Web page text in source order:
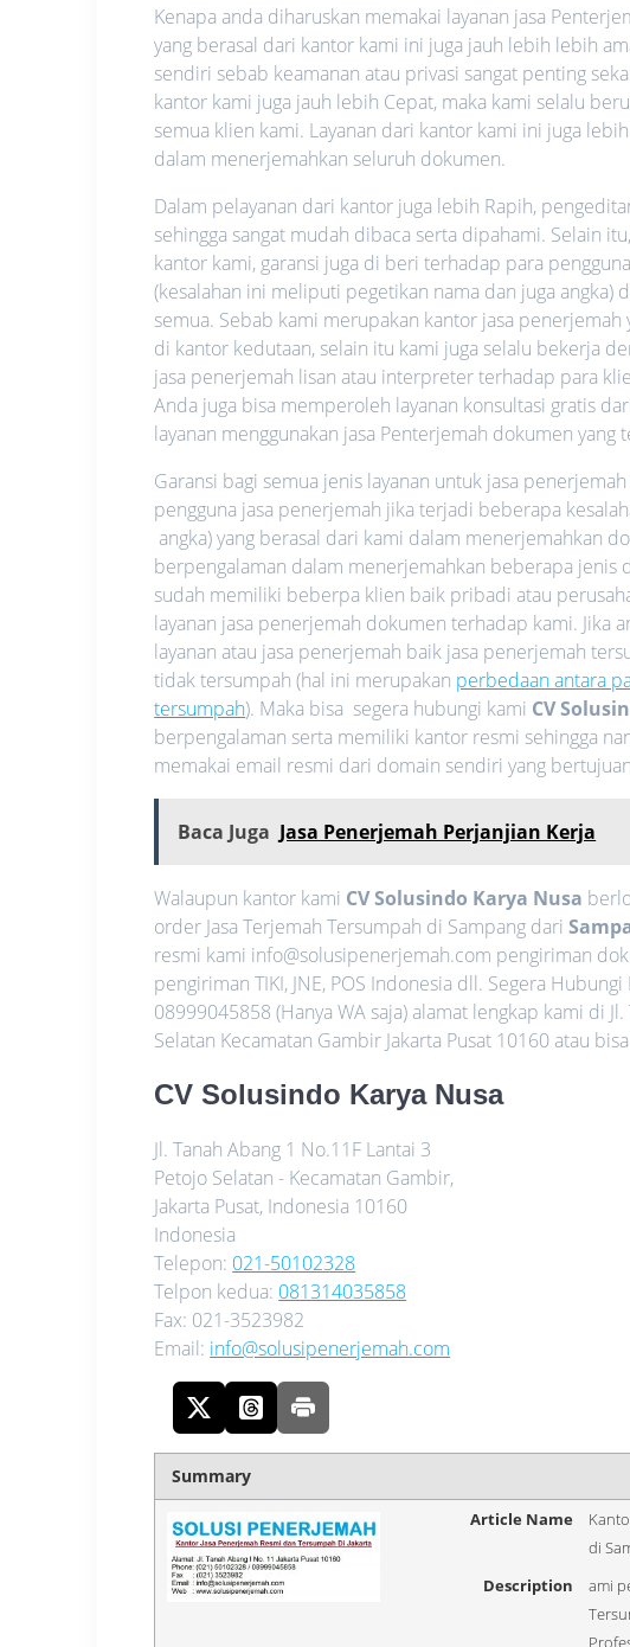
Kenapa anda diharuskan memakai layanan jasa
yang berasal dari kantor kami ini juga jauh lebih lebih
sendiri sebab keamanan atau privasi sangat penting
kantor kami juga jauh lebih Cepat, maka kami selalu
semua klien kami. Layanan dari kantor kami ini juga
dalam menerjemahkan seluruh dokumen.
Dalam pelayanan dari kantor juga lebih Rapih,
sehingga sangat mudah dibaca serta dipahami. Selain
kantor kami, garansi juga di beri terhadap para
(kesalahan ini meliputi pegetikan nama dan juga
semua. Sebab kami merupakan kantor jasa
di kantor kedutaan, selain itu kami juga selalu bekerja
jasa penerjemah lisan atau interpreter terhadap para
Anda juga bisa memperoleh layanan konsultasi gratis
layanan menggunakan jasa Penterjemah dokumen yang
Garansi bagi semua jenis layanan untuk jasa
pengguna jasa penerjemah jika terjadi beberapa
angka) yang berasal dari kami dalam menerjemahkan
berpengalaman dalam menerjemahkan beberapa
sudah memiliki beberpa klien baik pribadi atau
layanan jasa penerjemah dokumen terhadap kami. Jika
layanan atau jasa penerjemah baik jasa penerjemah
tidak tersumpah (hal ini merupakan perbedaan antara
tersumpah). Maka bisa segera hubungi kami CV
berpengalaman serta memiliki kantor resmi sehingga
memakai email resmi dari domain sendiri yang
Baca Juga Jasa Penerjemah Perjanjian Kerja
Walaupun kantor kami CV Solusindo Karya Nusa
order Jasa Terjemah Tersumpah di Sampang dari
resmi kami info@solusipenerjemah.com pengiriman
pengiriman TIKI, JNE, POS Indonesia dll. Segera
08999045858 (Hanya WA saja) alamat lengkap kami di
Selatan Kecamatan Gambir Jakarta Pusat 10160 atau
CV Solusindo Karya Nusa
Jl. Tanah Abang 1 No.11F Lantai 3
Petojo Selatan - Kecamatan Gambir,
Jakarta Pusat, Indonesia 10160
Indonesia
Telepon: 021-50102328
Telpon kedua: 081314035858
Fax: 021-3523982
Email: info@solusipenerjemah.com
Summary
Article Name
di
Description
ami